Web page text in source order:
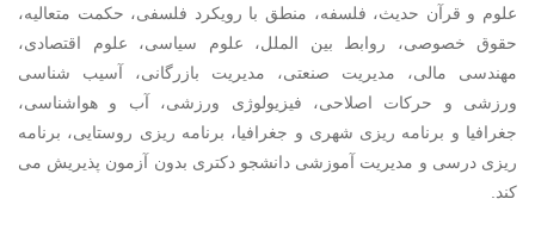
علوم و قرآن حدیث، فلسفه، منطق با رویکرد فلسفی، حکمت متعالیه،
حقوق خصوصی، روابط بین الملل، علوم سیاسی، علوم اقتصادی،
مهندسی مالی، مدیریت صنعتی، مدیریت بازرگانی، آسیب شناسی
ورزشی و حرکات اصلاحی، فیزیولوژی ورزشی، آب و هواشناسی،
جغرافیا و برنامه ریزی شهری و جغرافیا، برنامه ریزی روستایی، برنامه
ریزی درسی و مدیریت آموزشی دانشجو دکتری بدون آزمون پذیریش می
کند.